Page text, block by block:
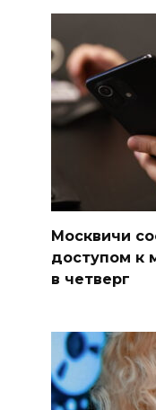
Москвичи
доступом к
в четверг